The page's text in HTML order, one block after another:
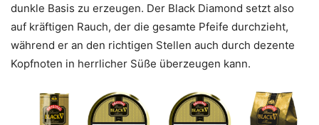
dunkle Basis zu erzeugen. Der Black Diamond setzt also
auf kräftigen Rauch, der die gesamte Pfeife durchzieht,
während er an den richtigen Stellen auch durch dezente
Kopfnoten in herrlicher Süße überzeugen kann.